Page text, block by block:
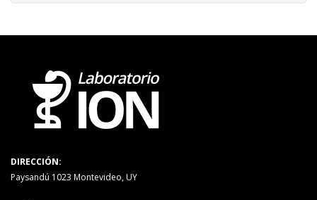
DIRECCIÓN:
Paysandú 1023 Montevideo, UY